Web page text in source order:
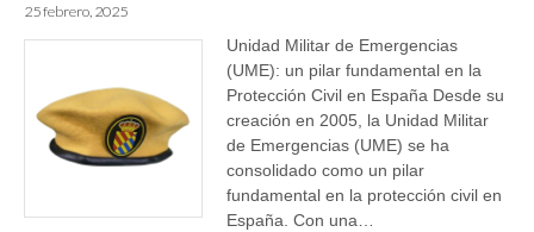
25 febrero, 2025
Unidad Militar de Emergencias
(UME): un pilar fundamental en la
Protección Civil en España Desde su
creación en 2005, la Unidad Militar
de Emergencias (UME) se ha
consolidado como un pilar
fundamental en la protección civil en
España. Con una…